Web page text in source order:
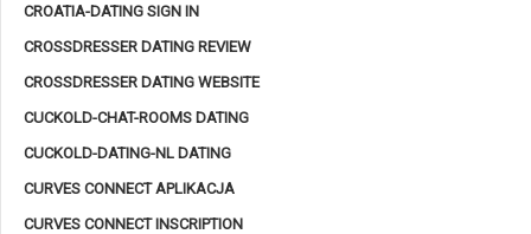
CROATIA-DATING SIGN IN
CROSSDRESSER DATING REVIEW
CROSSDRESSER DATING WEBSITE
CUCKOLD-CHAT-ROOMS DATING
CUCKOLD-DATING-NL DATING
CURVES CONNECT APLIKACJA
CURVES CONNECT INSCRIPTION